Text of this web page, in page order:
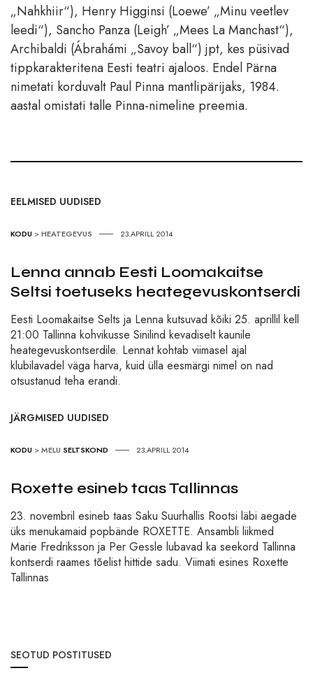
„Nahkhiir“), Henry Higginsi (Loewe’ „Minu veetlev
leedi“), Sancho Panza (Leigh’ „Mees La Manchast“),
Archibaldi (Ábrahámi „Savoy ball“) jpt, kes püsivad
tippkarakteritena Eesti teatri ajaloos. Endel Pärna
nimetati korduvalt Paul Pinna mantlipärijaks, 1984.
aastal omistati talle Pinna-nimeline preemia.
EELMISED UUDISED
KODU >HEATEGEVUS 23.APRILL 2014
Lenna annab Eesti Loomakaitse
Seltsi toetuseks heategevuskontserdi
Eesti Loomakaitse Selts ja Lenna kutsuvad kõiki 25. aprillil kell
21:00 Tallinna kohvikusse Sinilind kevadiselt kaunile
heategevuskontserdile. Lennat kohtab viimasel ajal
klubilavadel väga harva, kuid ülla eesmärgi nimel on nad
otsustanud teha erandi.
JÄRGMISED UUDISED
KODU >MELU SELTSKOND 23.APRILL 2014
Roxette esineb taas Tallinnas
23. novembril esineb taas Saku Suurhallis Rootsi läbi aegade
üks menukamaid popbände ROXETTE. Ansambli liikmed
Marie Fredriksson ja Per Gessle lubavad ka seekord Tallinna
kontserdi raames tõelist hittide sadu. Viimati esines Roxette
Tallinnas
SEOTUD POSTITUSED